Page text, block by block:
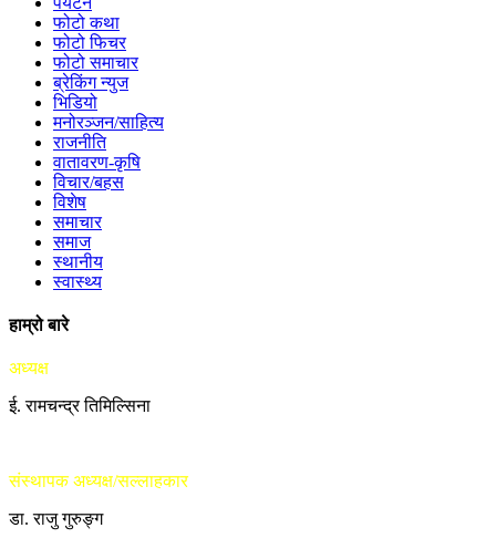
फोटो कथा
फोटो फिचर
फोटो समाचार
ब्रेकिंग न्युज
भिडियो
मनोरञ्जन/साहित्य
राजनीति
वातावरण-कृषि
विचार/बहस
विशेष
समाचार
समाज
स्थानीय
स्वास्थ्य
हाम्रो बारे
अध्यक्ष
ई. रामचन्द्र तिमिल्सिना
संस्थापक अध्यक्ष/सल्लाहकार
डा. राजु गुरुङ्ग